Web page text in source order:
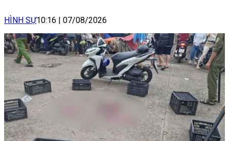
HÌNH SỰ10:16 | 07/08/2026